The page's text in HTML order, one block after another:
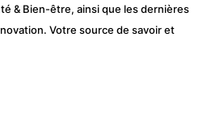
& Bien-être, ainsi que les dernières
Votre source de savoir et